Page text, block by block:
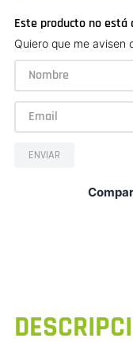
Este producto no
Quiero que me avisen
ENVIAR